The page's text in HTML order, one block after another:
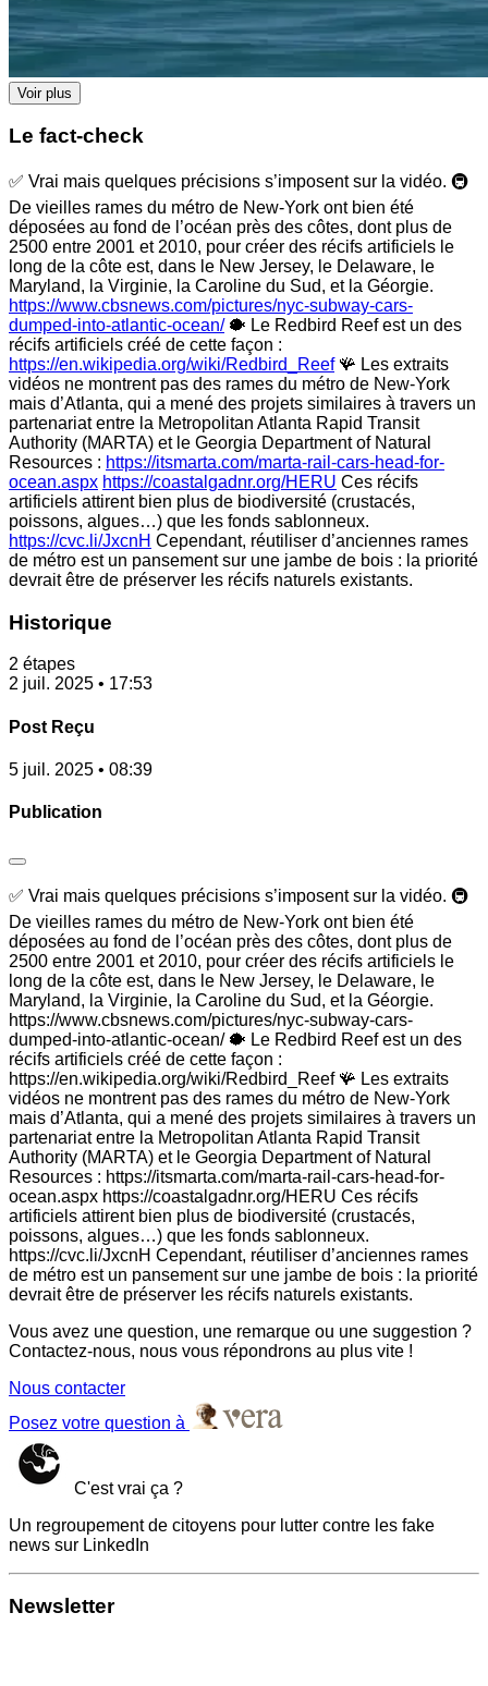
Voir plus
Le fact-check
✅ Vrai mais quelques précisions s’imposent sur la vidéo. 🚇
De vieilles rames du métro de New-York ont bien été
déposées au fond de l’océan près des côtes, dont plus de
2500 entre 2001 et 2010, pour créer des récifs artificiels le
long de la côte est, dans le New Jersey, le Delaware, le
Maryland, la Virginie, la Caroline du Sud, et la Géorgie.
https://www.cbsnews.com/pictures/nyc-subway-cars-
dumped-into-atlantic-ocean/🐡 Le Redbird Reef est un des
récifs artificiels créé de cette façon :
https://en.wikipedia.org/wiki/Redbird_Reef🪸 Les extraits
vidéos ne montrent pas des rames du métro de New-York
mais d’Atlanta, qui a mené des projets similaires à travers un
partenariat entre la Metropolitan Atlanta Rapid Transit
Authority (MARTA) et le Georgia Department of Natural
Resources : https://itsmarta.com/marta-rail-cars-head-for-
ocean.aspx https://coastalgadnr.org/HERU Ces récifs
artificiels attirent bien plus de biodiversité (crustacés,
poissons, algues…) que les fonds sablonneux.
https://cvc.li/JxcnH Cependant, réutiliser d’anciennes rames
de métro est un pansement sur une jambe de bois : la priorité
devrait être de préserver les récifs naturels existants.
Historique
2 étapes
2 juil. 2025 • 17:53
Post Reçu
5 juil. 2025 • 08:39
Publication
✅ Vrai mais quelques précisions s’imposent sur la vidéo. 🚇
De vieilles rames du métro de New-York ont bien été
déposées au fond de l’océan près des côtes, dont plus de
2500 entre 2001 et 2010, pour créer des récifs artificiels le
long de la côte est, dans le New Jersey, le Delaware, le
Maryland, la Virginie, la Caroline du Sud, et la Géorgie.
https://www.cbsnews.com/pictures/nyc-subway-cars-
dumped-into-atlantic-ocean/ 🐡 Le Redbird Reef est un des
récifs artificiels créé de cette façon :
https://en.wikipedia.org/wiki/Redbird_Reef 🪸 Les extraits
vidéos ne montrent pas des rames du métro de New-York
mais d’Atlanta, qui a mené des projets similaires à travers un
partenariat entre la Metropolitan Atlanta Rapid Transit
Authority (MARTA) et le Georgia Department of Natural
Resources : https://itsmarta.com/marta-rail-cars-head-for-
ocean.aspx https://coastalgadnr.org/HERU Ces récifs
artificiels attirent bien plus de biodiversité (crustacés,
poissons, algues…) que les fonds sablonneux.
https://cvc.li/JxcnH Cependant, réutiliser d’anciennes rames
de métro est un pansement sur une jambe de bois : la priorité
devrait être de préserver les récifs naturels existants.
Vous avez une question, une remarque ou une suggestion ?
Contactez-nous, nous vous répondrons au plus vite !
Nous contacter
Posez votre question à
C'est vrai ça ?
Un regroupement de citoyens pour lutter contre les fake
news sur LinkedIn
Newsletter